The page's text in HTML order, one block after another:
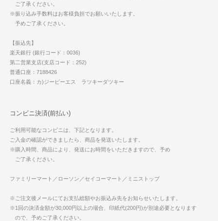
ご了承ください。
※振り込み手数料はお客様負担でお願いいたします。
予めご了承ください。
【振込先】
楽天銀行 (銀行コード：0036)
第二営業支店(支店コード：252)
普通口座：7188426
口座名義：カ)ジーピーエス ラツキーダツキー
コンビニ決済(前払い)
ご利用可能なコンビニは、下記となります。
ご入金の確認ができましたら、商品を発送いたします。
※購入時間、商品により、発送にお時間をいただきますので、予め
ご了承ください。
ファミリーマート／ローソン／セイコーマート／ミニストップ
※ご注文後メールにてお支払総額やお振込み先をお知らせいたします。
※1回の決済金額が30,000円以上の場合、印紙代(200円)が別途必要となります
ので、予めご了承ください。